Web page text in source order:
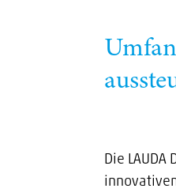
Die LAUDA